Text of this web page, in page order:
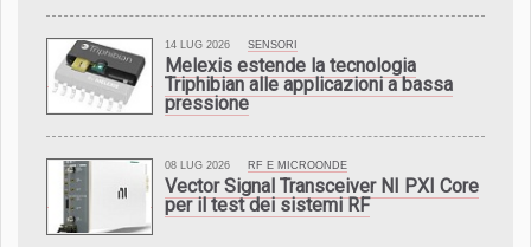
14 LUG 2026 SENSORI
Melexis estende la tecnologia
Triphibian alle applicazioni a bassa
pressione
08 LUG 2026 RF E MICROONDE
Vector Signal Transceiver NI PXI Core
per il test dei sistemi RF